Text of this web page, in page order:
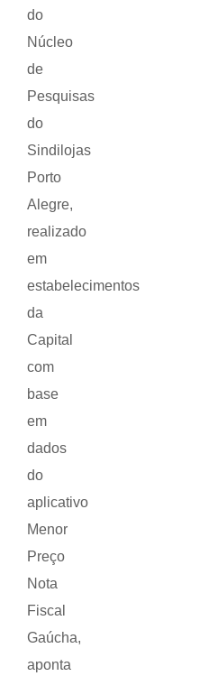
do
Núcleo
de
Pesquisas
do
Sindilojas
Porto
Alegre,
realizado
em
estabelecimentos
da
Capital
com
base
em
dados
do
aplicativo
Menor
Preço
Nota
Fiscal
Gaúcha,
aponta